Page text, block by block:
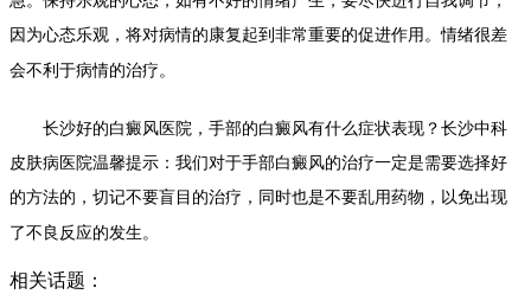
因为心态乐观，将对病情的康复起到非常重要的促进作用。情绪很差
会不利于病情的治疗。
长沙好的白癜风医院， 手部的白癜风有什么症状表现？长沙中科
皮肤病医院温馨提示：我们对于手部白癜风的治疗一定是需要选择好
的方法的，切记不要盲目的治疗，同时也是不要乱用药物，以免出现
了不良反应的发生。
相关话题：